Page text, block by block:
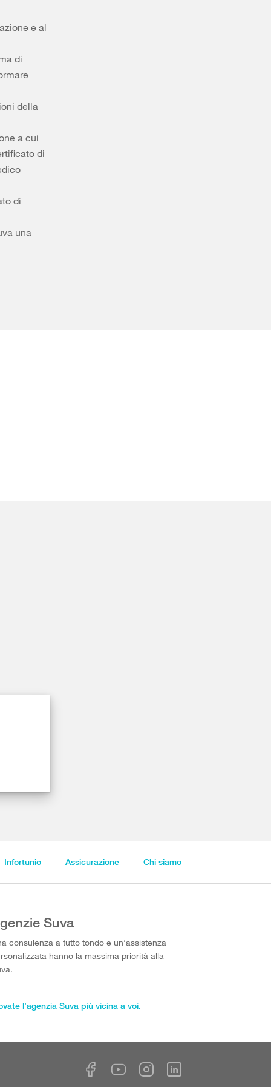
e al
di
della
a cui
di
di
una
Infortunio Assicurazione Chi siamo
Suva
consulenza a tutto tondo e un’assistenza
hanno la massima priorità alla
l’agenzia Suva più vicina a voi.